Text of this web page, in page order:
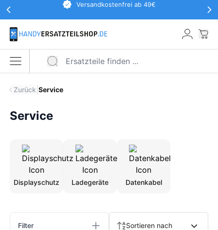
Zum Hauptinhalt springen
Werbeaktionen KopfzeileVersandkostenfrei ab 49€
Menü öffnen
Zurück Service
Service
Displayschutz Ladegeräte Datenkabel
Produkte
Filter Sortieren nach